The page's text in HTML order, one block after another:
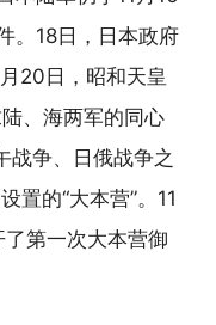
。18日，日本政府
20日，昭和天皇
、海两军的同心
战争、日俄战争之
置的“大本营”。11
第一次大本营御